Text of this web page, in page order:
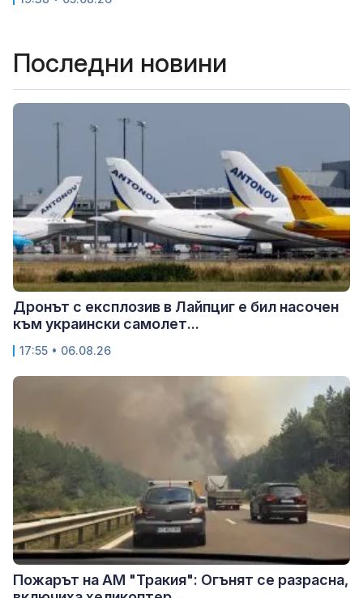
Последни новини
Дронът с експлозив в Лайпциг е бил насочен
към украински самолет...
17:55 • 06.08.26
Пожарът на АМ "Тракия": Огънят се разрасна,